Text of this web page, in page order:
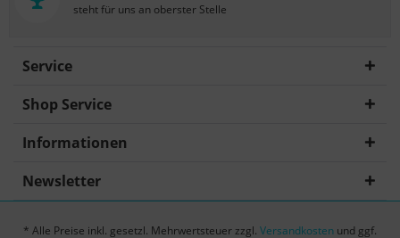
steht für uns an oberster Stelle
Service
Shop Service
Informationen
Newsletter
* Alle Preise inkl. gesetzl. Mehrwertsteuer zzgl. Versandkosten und ggf.